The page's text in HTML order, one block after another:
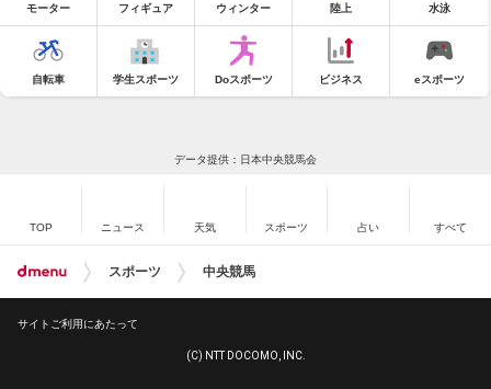
モーター フィギュア ウィンター 陸上 水泳
自転車 学生スポーツ Doスポーツ ビジネス eスポーツ
データ提供：日本中央競馬会
TOP ニュース 天気 スポーツ 占い すべて
スポーツ 中央競馬
サイトご利用にあたって
(C) NTT DOCOMO, INC.